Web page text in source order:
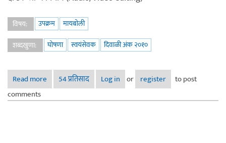
विषय: उपक्रम
मायबोली
शब्दखुणा:
घोषणा स्वयंसेवक दिवाळी अंक २०१०
Read more about दिवाळी अंक २०१० स्वयंसेवक घोषणा
54 प्रतिसाद Log in or register
to post
comments